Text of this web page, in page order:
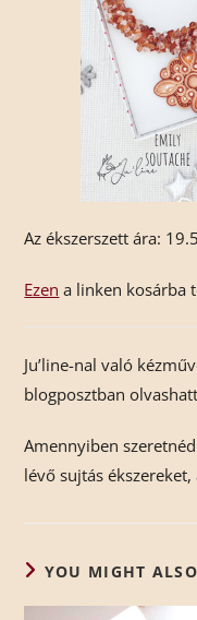
Az ékszerszett ára:
Ezen a linken kosárba
Ju’line-nal való
blogposztban
Amennyiben
lévő sujtás
YOU MIGHT